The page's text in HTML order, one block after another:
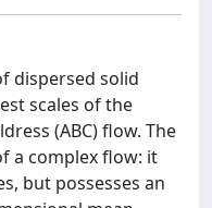
dispersed solid
scales of the
(ABC) flow. The
a complex flow: it
but possesses an